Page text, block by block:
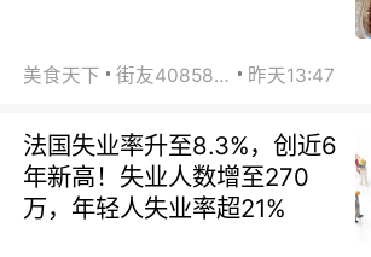
美食天下 街友40858442 昨天13:47
法国失业率升至8.3%，创近6
年新高！失业人数增至270
万，年轻人失业率超21%